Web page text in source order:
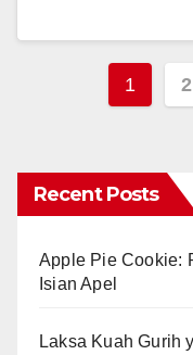
Posts
1 2
Recent Posts
Apple Pie Cookie:
Isian Apel
Laksa Kuah Gurih